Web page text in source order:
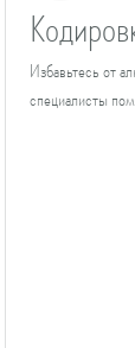
Избавьтесь от
специалисты